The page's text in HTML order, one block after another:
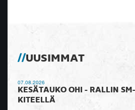
UUSIMMAT
07.08.2026
KESÄTAUKO OHI - RALLIN
KITEELLÄ